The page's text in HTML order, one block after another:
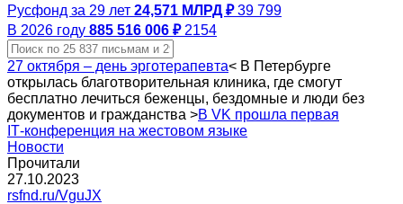
Русфонд за 29 лет 24,571 МЛРД ₽ 39 799
В 2026 году 885 516 006 ₽ 2154
27 октября – день эрготерапевта< В Петербурге
открылась благотворительная клиника, где смогут
бесплатно лечиться беженцы, бездомные и люди без
документов и гражданства >В VK прошла первая
IT‑конференция на жестовом языке
Новости
Прочитали
27.10.2023
rsfnd.ru/VguJX